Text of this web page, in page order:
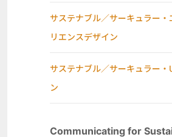
サステナブル／サーキュラー・
リエンスデザイン
サステナブル／サーキュラー・
ン
Communicating for